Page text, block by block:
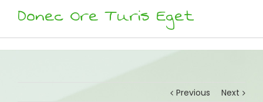
Donec Ore Turis Eget
Previous Next